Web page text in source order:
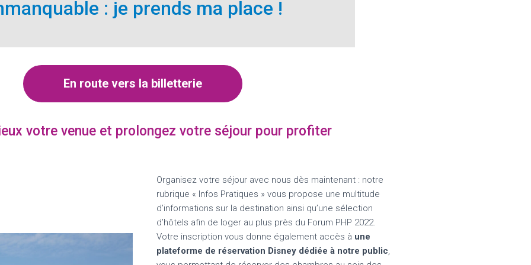
: je prends ma place !
En route vers la billetterie
votre venue et prolongez votre séjour pour profiter
Organisez votre séjour avec nous dès maintenant : notre
rubrique « Infos Pratiques » vous propose une multitude
d’informations sur la destination ainsi qu’une sélection
d’hôtels afin de loger au plus près du Forum PHP 2022.
Votre inscription vous donne également accès à une
plateforme de réservation Disney dédiée à notre public